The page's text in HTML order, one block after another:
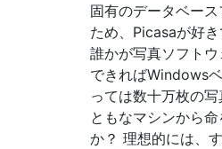
固有のデータベー
ため、Picasaが好き
誰かが写真ソフトウ
できればWindows
っては数十万枚の
ともなマシンから
か？ 理想的には、